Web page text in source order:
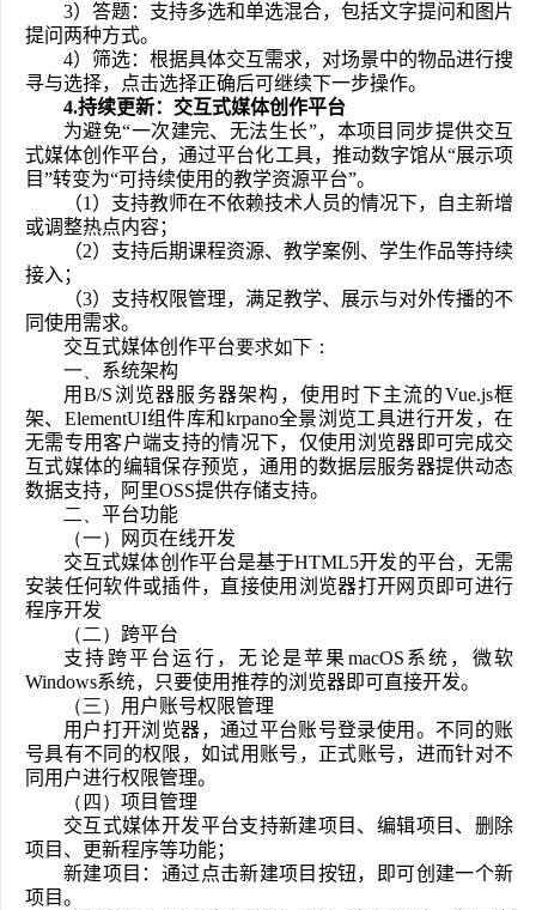
3）答题：支持多选和单选混合，包括文字提问和图片
提问两种方式。
4）筛选：根据具体交互需求，对场景中的物品进行搜
寻与选择，点击选择正确后可继续下一步操作。
4.持续更新： 交互式媒体创作平台
为避免“一次建完、无法生长”，本项目同步提供交互
式媒体创作平台，通过平台化工具，推动数字馆从“展示项
目”转变为“可持续使用的教学资源平台”。
（1）支持教师在不依赖技术人员的情况下，自主新增
或调整热点内容；
（2）支持后期课程资源、教学案例、学生作品等持续
接入；
（3）支持权限管理，满足教学、展示与对外传播的不
同使用需求。
交互式媒体创作平台要求如下：
一、 系统架构
用B/S浏览器服务器架构，使用时下主流的Vue.js框
架、ElementUI组件库和krpano全景浏览工具进行开发，在
无需专用客户端支持的情况下，仅使用浏览器即可完成交
互式媒体的编辑保存预览，通用的数据层服务器提供动态
数据支持，阿里OSS提供存储支持。
二、 平台功能
（一）
网页在线开发
交互式媒体创作平台是基于HTML5开发的平台，无需
安装任何软件或插件，直接使用浏览器打开网页即可进行
程序开发
（二） 跨平台
支持跨平台运行，无论是苹果macOS系统，微软
Windows系统，只要使用推荐的浏览器即可直接开发。
（三） 用户账号权限管理
用户打开浏览器，通过平台账号登录使用。不同的账
号具有不同的权限，如试用账号，正式账号，进而针对不
同用户进行权限管理。
（ 四 ） 项目管理
交互式媒体开发平台支持新建项目、编辑项目、删除
项目、更新程序等功能；
新建项目：通过点击新建项目按钮，即可创建一个新
项目。